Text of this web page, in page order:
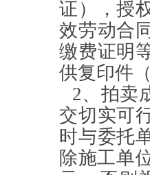
证），授
效劳动合
缴费证明
供复印件
2、拍卖
交切实可
时与委托
除施工单